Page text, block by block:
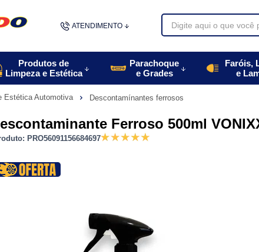
ATENDIMENTO
48996770085
Produtos de
Limpeza e Estética
Parachoque
e Grades
Faróis,
e
Estética Automotiva Descontamínantes ferrosos
Ferroso 500ml
PRO56091156684697